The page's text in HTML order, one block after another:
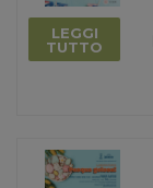
LEGGI
TUTTO